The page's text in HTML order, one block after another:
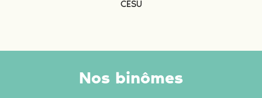
CESU
Nos binômes